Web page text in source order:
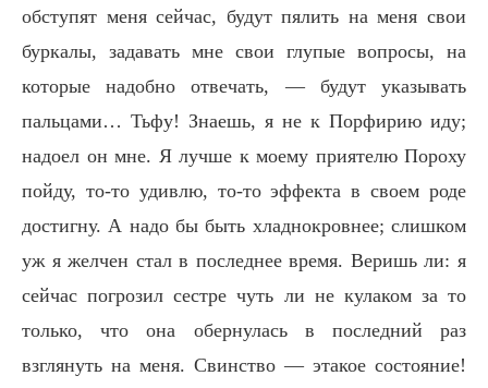
обступят меня сейчас, будут пялить на меня свои
буркалы, задавать мне свои глупые вопросы, на
которые надобно отвечать, — будут указывать
пальцами… Тьфу! Знаешь, я не к Порфирию иду;
надоел он мне. Я лучше к моему приятелю Пороху
пойду, то-то удивлю, то-то эффекта в своем роде
достигну. А надо бы быть хладнокровнее; слишком
уж я желчен стал в последнее время. Веришь ли: я
сейчас погрозил сестре чуть ли не кулаком за то
только, что она обернулась в последний раз
взглянуть на меня. Свинство — этакое состояние!